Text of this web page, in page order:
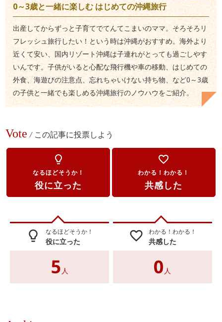
0～3歳と一緒に楽しむ はじめての沖縄旅行
出産してからずっと子育てでてんてこまいのママ。そろそろリ
フレッシュ旅行したい！という時は沖縄がおすすめ。海外より
近くて安い、国内リゾート沖縄は子連れがとっても過ごしやす
いんです。子供がいると心配な飛行機や車の移動、はじめての
外食、海遊びの注意点、忘れちゃいけない持ち物、など0～3歳
の子供と一緒でも楽しめる沖縄旅行のノウハウをご紹介。
Vote / この記事に投票しよう
lightbulb_outline
なるほどそうか！
役に立った
favorite_border
わかる！わかる！
共感した
lightbulb_outline なるほどそうか！
役に立った
5 人
favorite_border わかる！わかる！
共感した
0 人